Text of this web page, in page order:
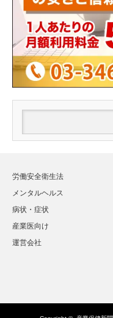
労働安全衛生法
メンタルヘルス
病状・症状
産業医向け
運営会社